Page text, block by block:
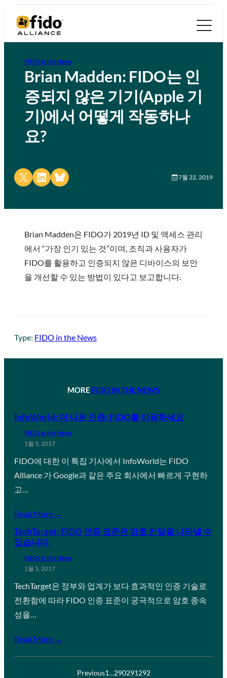
FIDO in the News
Brian Madden: FIDO는 인
증되지 않은 기기(Apple 기
기)에서 어떻게 작동하나
요?
Share on X Share on LinkedIn
Share on Bluesky 7월 22, 2019
Brian Madden은 FIDO가 2019년 ID 및 액세스 관리
에서 “가장 인기 있는 것”이며, 조직과 사용자가
FIDO를 활용하고 인증되지 않은 디바이스의 보안
을 개선할 수 있는 방법이 있다고 보고합니다.
Type: FIDO in the News
MORE FIDO IN THE NEWS
InfoWorld: 더 나은 인증: FIDO를 이용하세요
FIDO in the News
1월 5, 2017
FIDO에 대한 이 특집 기사에서 InfoWorld는 FIDO
Alliance 가 Google과 같은 주요 회사에서 빠르게 구현하
고…
Read More →
TechTarget: FIDO 인증 표준은 암호 전달을 나타낼 수
있습니다.
FIDO in the News
1월 5, 2017
TechTarget은 정부와 업계가 보다 효과적인 인증 기술로
전환함에 따라 FIDO 인증 표준이 궁극적으로 암호 종속
성을…
Read More →
Previous1…290291292